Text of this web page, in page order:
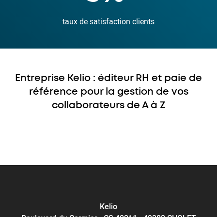
taux de satisfaction clients
Entreprise Kelio : éditeur RH et paie de
référence pour la gestion de vos
collaborateurs de A à Z
Kelio